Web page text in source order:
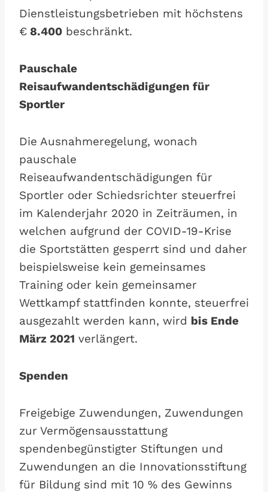
Dienstleistungsbetrieben mit höchstens
€ 8.400 beschränkt.
Pauschale
Reisaufwandentschädigungen für
Sportler
Die Ausnahmeregelung, wonach
pauschale
Reiseaufwandentschädigungen für
Sportler oder Schiedsrichter steuerfrei
im Kalenderjahr 2020 in Zeiträumen, in
welchen aufgrund der COVID-19-Krise
die Sportstätten gesperrt sind und daher
beispielsweise kein gemeinsames
Training oder kein gemeinsamer
Wettkampf stattfinden konnte, steuerfrei
ausgezahlt werden kann, wird bis Ende
März 2021 verlängert.
Spenden
Freigebige Zuwendungen, Zuwendungen
zur Vermögensausstattung
spendenbegünstigter Stiftungen und
Zuwendungen an die Innovationsstiftung
für Bildung sind mit 10 % des Gewinns